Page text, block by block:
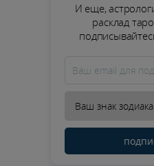
И еще,
расклад